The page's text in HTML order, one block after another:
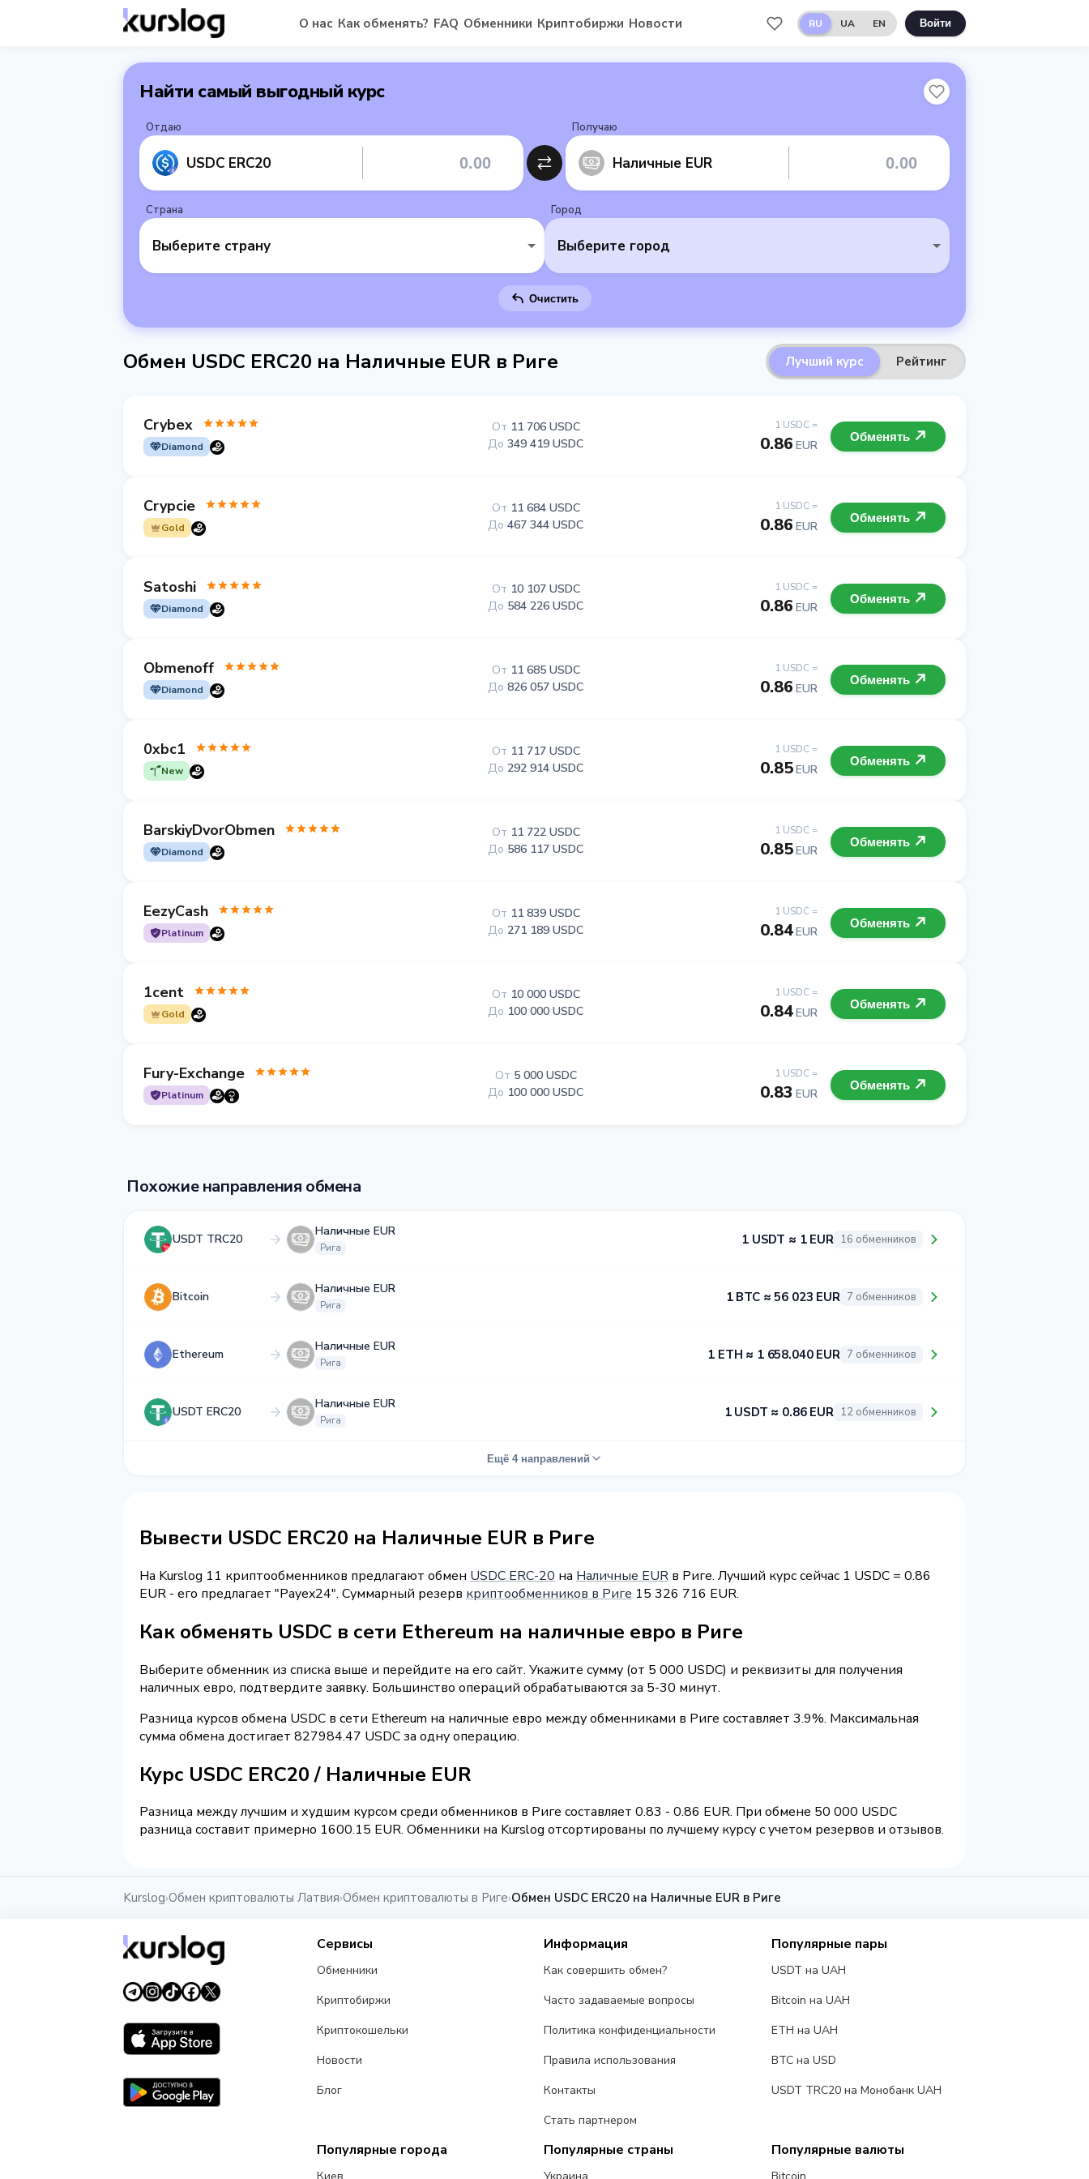
О нас Как обменять? FAQ Обменники Криптобиржи Новости RU UA EN Войти
Найти самый выгодный курс
Отдаю
USDC ERC20
Получаю
Наличные EUR
Страна
Выберите страну
Город
Выберите город
Очистить
Обмен USDC ERC20 на Наличные EUR в Риге Лучший курс Рейтинг
Crybex
Diamond
1 USDC =
0.86 EUR
От 11 706 USDC
До 349 419 USDC Обменять
Crypcie
Gold
1 USDC =
0.86 EUR
От 11 684 USDC
До 467 344 USDC Обменять
Satoshi
Diamond
1 USDC =
0.86 EUR
От 10 107 USDC
До 584 226 USDC Обменять
Obmenoff
Diamond
1 USDC =
0.86 EUR
От 11 685 USDC
До 826 057 USDC Обменять
0xbc1
New
1 USDC =
0.85EUR
От 11 717 USDC
До 292 914 USDC Обменять
BarskiyDvorObmen
Diamond
1 USDC =
0.85EUR
От 11 722 USDC
До 586 117 USDC Обменять
EezyCash
Platinum
1 USDC =
0.84EUR
От 11 839 USDC
До 271 189 USDC Обменять
1cent
Gold
1 USDC =
0.84EUR
От 10 000 USDC
До 100 000 USDC Обменять
Fury-Exchange
Platinum
1 USDC =
0.83 EUR
От 5 000 USDC
До 100 000 USDC Обменять
Похожие направления обмена
USDT TRC20
Наличные EUR
Рига
1 USDT ≈ 1 EUR 16 обменников
Bitcoin
Наличные EUR
Рига
1 BTC ≈ 56 023 EUR 7 обменников
Ethereum
Наличные EUR
Рига
1 ETH ≈ 1 658.040 EUR 7 обменников
USDT ERC20
Наличные EUR
Рига
1 USDT ≈ 0.86 EUR 12 обменников
Ещё 4 направлений
Вывести USDC ERC20 на Наличные EUR в Риге
На Kurslog 11 криптообменников предлагают обмен USDC ERC-20 на Наличные EUR в Риге. Лучший курс сейчас 1 USDC = 0.86
EUR - его предлагает "Payex24". Суммарный резерв криптообменников в Риге 15 326 716 EUR.
Как обменять USDC в сети Ethereum на наличные евро в Риге
Выберите обменник из списка выше и перейдите на его сайт. Укажите сумму (от 5 000 USDC) и реквизиты для получения
наличных евро, подтвердите заявку. Большинство операций обрабатываются за 5-30 минут.
Разница курсов обмена USDC в сети Ethereum на наличные евро между обменниками в Риге составляет 3.9%. Максимальная
сумма обмена достигает 827984.47 USDC за одну операцию.
Курс USDC ERC20 / Наличные EUR
Разница между лучшим и худшим курсом среди обменников в Риге составляет 0.83 - 0.86 EUR. При обмене 50 000 USDC
разница составит примерно 1600.15 EUR. Обменники на Kurslog отсортированы по лучшему курсу с учетом резервов и отзывов.
Kurslog›Обмен криптовалюты Латвия›Обмен криптовалюты в Риге›Обмен USDC ERC20 на Наличные EUR в Риге
Сервисы
Обменники
Криптобиржи
Криптокошельки
Новости
Блог
Информация
Как совершить обмен?
Часто задаваемые вопросы
Политика конфиденциальности
Правила использования
Контакты
Стать партнером
Популярные пары
USDT на UAH
Bitcoin на UAH
ETH на UAH
BTC на USD
USDT TRC20 на Монобанк UAH
Популярные города Популярные страны Популярные валюты